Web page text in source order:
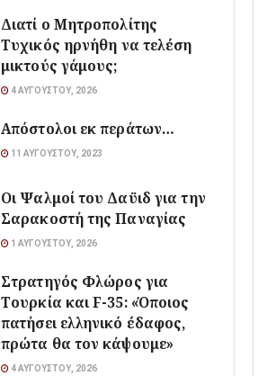
Διατί ο Μητροπολίτης
Τυχικός ηρνήθη να τελέση
μικτούς γάμους;
4 ΑΥΓΟΎΣΤΟΥ, 2026
Απόστολοι εκ περάτων…
11 ΑΥΓΟΎΣΤΟΥ, 2023
Οι Ψαλμοί του Δαϋιδ για την
Σαρακοστή της Παναγίας
1 ΑΥΓΟΎΣΤΟΥ, 2026
Στρατηγός Φλώρος για
Τουρκία και F-35: «Όποιος
πατήσει ελληνικό έδαφος,
πρώτα θα τον κάψουμε»
4 ΑΥΓΟΎΣΤΟΥ, 2026